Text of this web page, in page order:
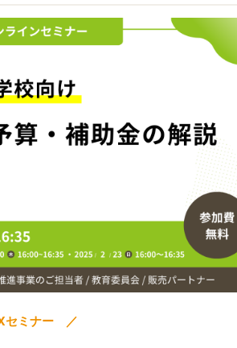
セミナー ／